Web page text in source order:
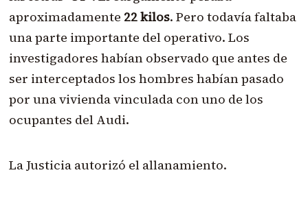
aproximadamente 22 kilos. Pero todavía faltaba
una parte importante del operativo. Los
investigadores habían observado que antes de
ser interceptados los hombres habían pasado
por una vivienda vinculada con uno de los
ocupantes del Audi.
La Justicia autorizó el allanamiento.